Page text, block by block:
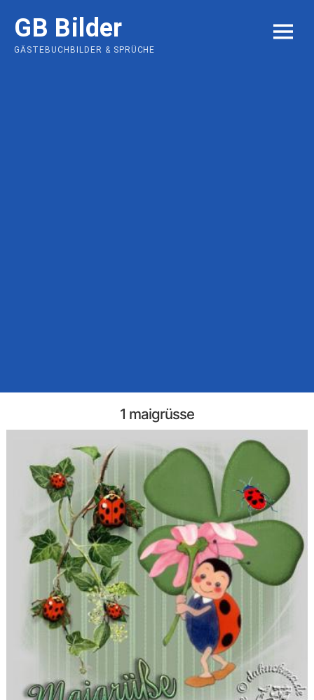
content
GB Bilder
GÄSTEBUCHBILDER & SPRÜCHE
MENU
1 maigrüsse